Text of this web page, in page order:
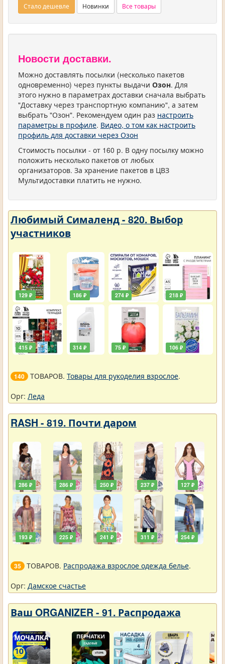
Стало дешевле Новинки Все товары
Новости доставки.
Можно доставлять посылки (несколько пакетов
одновременно) через пункты выдачи Озон. Для
этого нужно в параметрах доставки сначала выбрать
"Доставку через транспортную компанию", а затем
выбрать "Озон". Рекомендуем один раз настроить
параметры в профиле. Видео, о том как настроить
профиль для доставки через Озон
Стоимость посылки - от 160 р. В одну посылку можно
положить несколько пакетов от любых
организаторов. За хранение пакетов в ЦВЗ
Мультидоставки платить не нужно.
Любимый Сималенд - 820. Выбор
участников
129 ₽
415 ₽
186 ₽
314 ₽
274 ₽
75 ₽
218 ₽
106 ₽
140 ТОВАРОВ. Товары для рукоделия взрослое.
Орг: Леда
RASH - 819. Почти даром
286 ₽
193 ₽
286 ₽
225 ₽
250 ₽
241 ₽
237 ₽
311 ₽
127 ₽
254 ₽
35 ТОВАРОВ. Распродажа взрослое одежда белье.
Орг: Дамское счастье
Ваш ORGANIZER - 91. Распродажа